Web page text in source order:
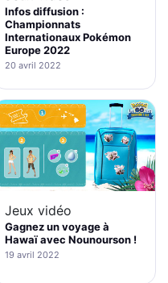
Infos diffusion :
Championnats
Internationaux Pokémon
Europe 2022
20 avril 2022
Jeux vidéo
Gagnez un voyage à
Hawaï avec Nounourson !
19 avril 2022